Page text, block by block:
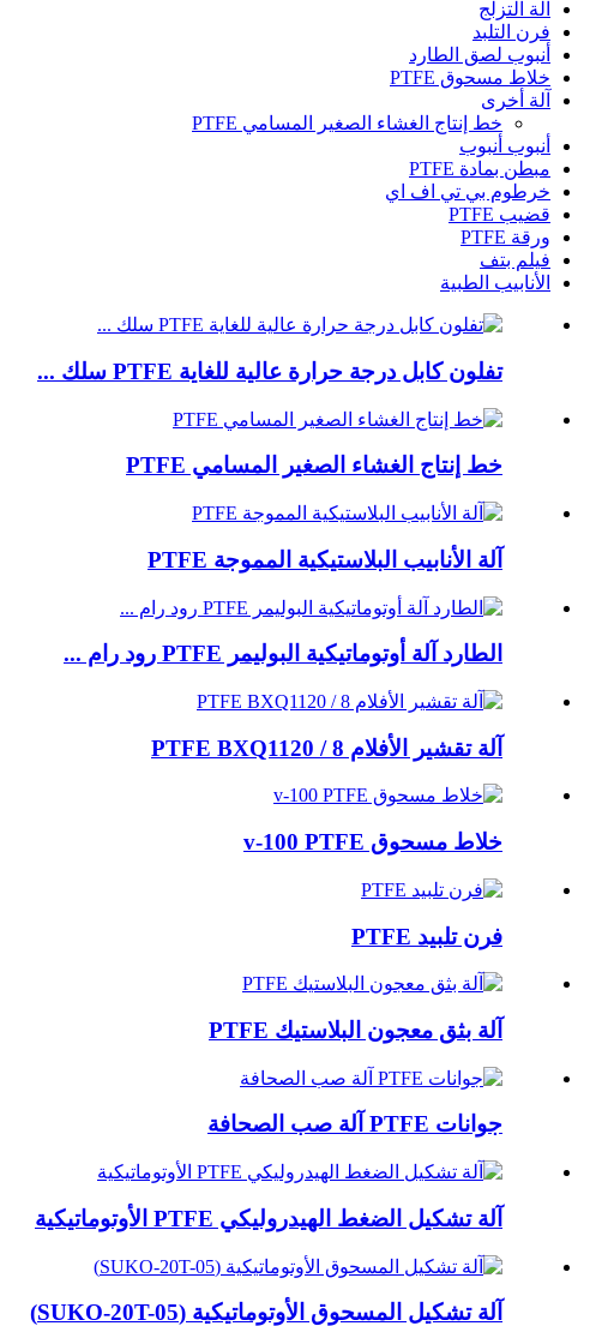
آلة التزلج
فرن التلبد
أنبوب لصق الطارد
خلاط مسحوق PTFE
آلة أخرى
خط إنتاج الغشاء الصغير المسامي PTFE
أنبوب أنبوب
مبطن بمادة PTFE
خرطوم بي تي اف اي
قضيب PTFE
ورقة PTFE
فيلم بتف
الأنابيب الطبية
تفلون كابل درجة حرارة عالية للغاية PTFE سلك ...
خط إنتاج الغشاء الصغير المسامي PTFE
آلة الأنابيب البلاستيكية المموجة PTFE
الطارد آلة أوتوماتيكية البوليمر PTFE رود رام ...
آلة تقشير الأفلام PTFE BXQ1120 / 8
خلاط مسحوق v-100 PTFE
فرن تلبيد PTFE
آلة بثق معجون البلاستيك PTFE
جوانات PTFE آلة صب الصحافة
آلة تشكيل الضغط الهيدروليكي PTFE الأوتوماتيكية
آلة تشكيل المسحوق الأوتوماتيكية (SUKO-20T-05)